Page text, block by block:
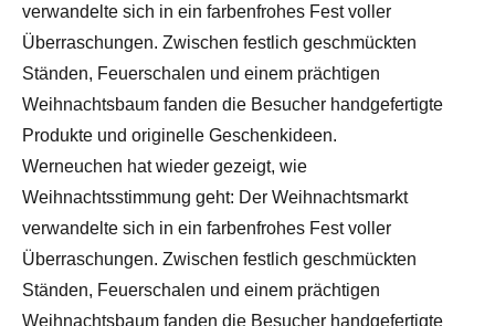
verwandelte sich in ein farbenfrohes Fest voller
Überraschungen. Zwischen festlich geschmückten
Ständen, Feuerschalen und einem prächtigen
Weihnachtsbaum fanden die Besucher handgefertigte
Produkte und originelle Geschenkideen.
Werneuchen hat wieder gezeigt, wie
Weihnachtsstimmung geht: Der Weihnachtsmarkt
verwandelte sich in ein farbenfrohes Fest voller
Überraschungen. Zwischen festlich geschmückten
Ständen, Feuerschalen und einem prächtigen
Weihnachtsbaum fanden die Besucher handgefertigte